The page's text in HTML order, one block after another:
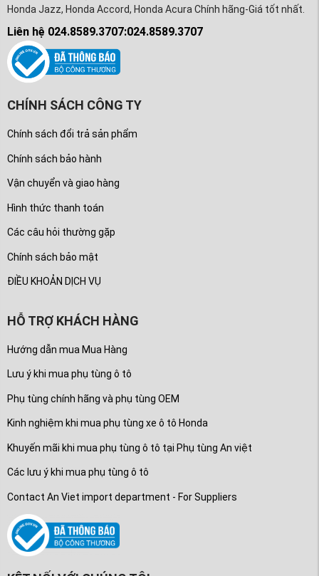
Honda Jazz, Honda Accord, Honda Acura Chính hãng-Giá tốt nhất.
Liên hệ 024.8589.3707:024.8589.3707
CHÍNH SÁCH CÔNG TY
Chính sách đổi trả sản phẩm
Chính sách bảo hành
Vận chuyển và giao hàng
Hình thức thanh toán
Các câu hỏi thường gặp
Chính sách bảo mật
ĐIỀU KHOẢN DỊCH VỤ
HỖ TRỢ KHÁCH HÀNG
Hướng dẫn mua Mua Hàng
Lưu ý khi mua phụ tùng ô tô
Phụ tùng chính hãng và phụ tùng OEM
Kinh nghiệm khi mua phụ tùng xe ô tô Honda
Khuyến mãi khi mua phụ tùng ô tô tại Phụ tùng An việt
Các lưu ý khi mua phụ tùng ô tô
Contact An Viet import department - For Suppliers